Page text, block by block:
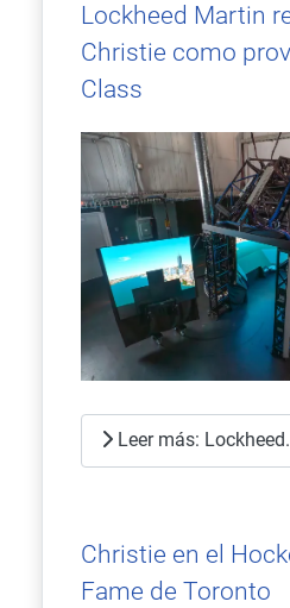
Lockheed Martin
Christie como
Class
Leer más:
Christie en el
Fame de Toronto